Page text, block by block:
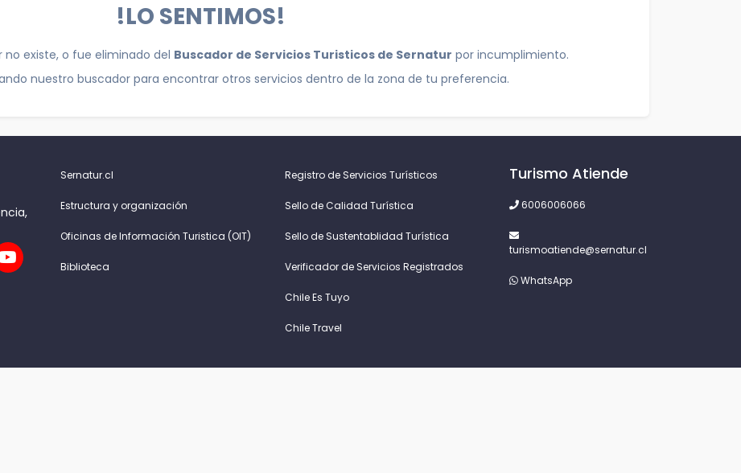
!LO SENTIMOS!
existe, o fue eliminado del Buscador de Servicios Turisticos de Sernatur por incumplimiento.
nuestro buscador para encontrar otros servicios dentro de la zona de tu preferencia.
Sernatur.cl
Estructura y organización
Oficinas de Información Turistica (OIT)
Biblioteca
Registro de Servicios Turísticos
Sello de Calidad Turística
Sello de Sustentablidad Turística
Verificador de Servicios Registrados
Chile Es Tuyo
Chile Travel
Turismo Atiende
6006006066
turismoatiende@sernatur.cl
WhatsApp